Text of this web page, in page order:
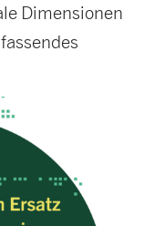
Dimensionen